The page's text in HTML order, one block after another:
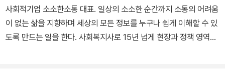
사회적기업 소소한소통 대표. 일상의 소소한 순간까지 소통의 어려움
이 없는 삶을 지향하며 세상의 모든 정보를 누구나 쉽게 이해할 수 있
도록 만드는 일을 한다. 사회복지사로 15년 넘게 현장과 정책 영역을